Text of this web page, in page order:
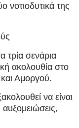
νοτιοδυτικά της
τρία σενάρια
ακολουθία στο
Αμοργού.
να είναι